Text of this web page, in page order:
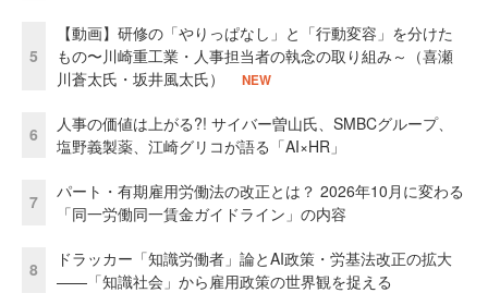
5
【動画】研修の「やりっぱなし」と「行動変容」を分けた
もの〜川崎重工業・人事担当者の執念の取り組み～（喜瀬
川蒼太氏・坂井風太氏）
NEW
6
人事の価値は上がる?! サイバー曽山氏、SMBCグループ、
塩野義製薬、江崎グリコが語る「AI×HR」
7
パート・有期雇用労働法の改正とは？ 2026年10月に変わる
「同一労働同一賃金ガイドライン」の内容
8
ドラッカー「知識労働者」論とAI政策・労基法改正の拡大
——「知識社会」から雇用政策の世界観を捉える